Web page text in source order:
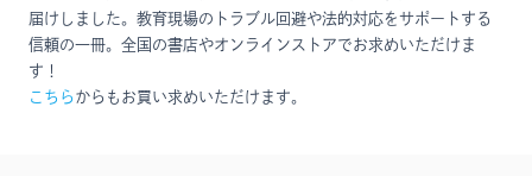
届けしました。教育現場のトラブル回避や法的対応をサポートする
信頼の一冊。全国の書店やオンラインストアでお求めいただけま
す！
こちら からもお買い求めいただけます。